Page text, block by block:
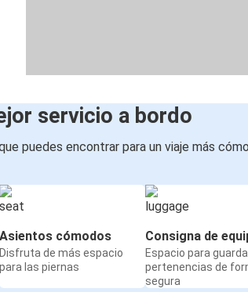
servicio a bordo
puedes encontrar para un viaje más
Asientos cómodos
Disfruta de más espacio
para las piernas
Consigna de
Espacio para
pertenencias de
segura